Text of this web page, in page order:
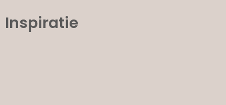
Inspiratie